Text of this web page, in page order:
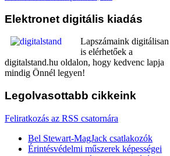
Elektronet digitális kiadás
Lapszámaink digitálisan
is elérhetőek a
digitalstand.hu oldalon, hogy kedvenc lapja
mindig Önnél legyen!
Legolvasottabb cikkeink
Feliratkozás az RSS csatornára
Bel Stewart-MagJack csatlakozók
Érintésvédelmi műszerek képességei